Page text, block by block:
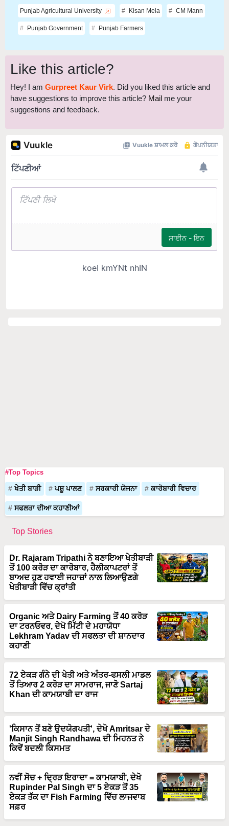
Punjab Agricultural University Kisan Mela CM Mann
Punjab Government Punjab Farmers
Like this article?
Hey! I am Gurpreet Kaur Virk. Did you liked this article and
have suggestions to improve this article? Mail me your
suggestions and feedback.
#Top Topics
ਖੇਤੀ ਬਾੜੀ ਪਸ਼ੂ ਪਾਲਣ ਸਰਕਾਰੀ ਯੋਜਨਾ ਕਾਰੋਬਾਰੀ ਵਿਚਾਰ
ਸਫਲਤਾ ਦੀਆ ਕਹਾਣੀਆਂ
Top Stories
Dr. Rajaram Tripathi ਨੇ ਬਣਾਇਆ ਖੇਤੀਬਾੜੀ
ਤੋਂ 100 ਕਰੋੜ ਦਾ ਕਾਰੋਬਾਰ, ਹੈਲੀਕਾਪਟਰਾਂ ਤੋਂ
ਬਾਅਦ ਹੁਣ ਹਵਾਈ ਜਹਾਜ਼ਾਂ ਨਾਲ ਲਿਆਉਣਗੇ
ਖੇਤੀਬਾੜੀ ਵਿੱਚ ਕ੍ਰਾਂਤੀ
Organic ਅਤੇ Dairy Farming ਤੋਂ 40 ਕਰੋੜ
ਦਾ ਟਰਨਓਵਰ, ਦੇਖੋ ਮਿੱਟੀ ਦੇ ਮਹਾਯੋਧਾ
Lekhram Yadav ਦੀ ਸਫਲਤਾ ਦੀ ਸ਼ਾਨਦਾਰ
ਕਹਾਣੀ
72 ਏਕੜ ਗੰਨੇ ਦੀ ਖੇਤੀ ਅਤੇ ਅੰਤਰ-ਫਸਲੀ ਮਾਡਲ
ਤੋਂ ਤਿਆਰ 2 ਕਰੋੜ ਦਾ ਸਾਮਰਾਜ, ਜਾਣੋ Sartaj
Khan ਦੀ ਕਾਮਯਾਬੀ ਦਾ ਰਾਜ
'ਕਿਸਾਨ ਤੋਂ ਬਣੇ ਉਦਯੋਗਪਤੀ', ਦੇਖੋ Amritsar ਦੇ
Manjit Singh Randhawa ਦੀ ਮਿਹਨਤ ਨੇ
ਕਿਵੇਂ ਬਦਲੀ ਕਿਸਮਤ
ਨਵੀਂ ਸੋਚ + ਦ੍ਰਿੜ ਇਰਾਦਾ = ਕਾਮਯਾਬੀ, ਦੇਖੋ
Rupinder Pal Singh ਦਾ 5 ਏਕੜ ਤੋਂ 35
ਏਕੜ ਤੱਕ ਦਾ Fish Farming ਵਿੱਚ ਲਾਜਵਾਬ
ਸਫ਼ਰ